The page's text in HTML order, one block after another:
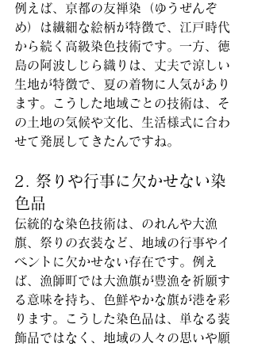
例えば、京都の友禅染（ゆうぜんぞ
め）は繊細な絵柄が特徴で、江戸時代
から続く高級染色技術です。一方、徳
島の阿波しじら織りは、丈夫で涼しい
生地が特徴で、夏の着物に人気があり
ます。こうした地域ごとの技術は、そ
の土地の気候や文化、生活様式に合わ
せて発展してきたんですね。
2. 祭りや行事に欠かせない染
色品
伝統的な染色技術は、のれんや大漁
旗、祭りの衣装など、地域の行事やイ
ベントに欠かせない存在です。例え
ば、漁師町では大漁旗が豊漁を祈願す
る意味を持ち、色鮮やかな旗が港を彩
ります。こうした染色品は、単なる装
飾品ではなく、地域の人々の思いや願